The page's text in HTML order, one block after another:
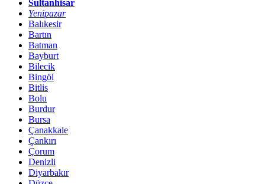
Sultanhisar
Yenipazar
Balıkesir
Bartın
Batman
Bayburt
Bilecik
Bingöl
Bitlis
Bolu
Burdur
Bursa
Çanakkale
Çankırı
Çorum
Denizli
Diyarbakır